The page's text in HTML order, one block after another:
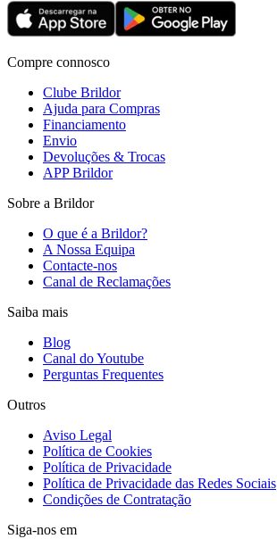
Compre connosco
Clube Brildor
Ajuda para Compras
Financiamento
Envio
Devoluções & Trocas
APP Brildor
Sobre a Brildor
O que é a Brildor?
A Nossa Equipa
Contacte-nos
Canal de Reclamações
Saiba mais
Blog
Canal do Youtube
Perguntas Frequentes
Outros
Aviso Legal
Política de Cookies
Política de Privacidade
Política de Privacidade das Redes Sociais
Condições de Contratação
Siga-nos em